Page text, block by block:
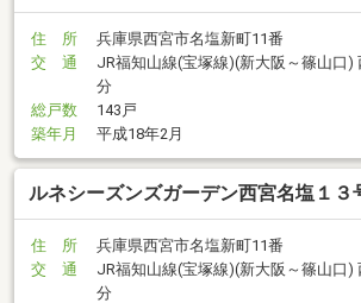
住 所
兵庫県西宮市名塩新町11番
交 通
JR福知山線(宝塚線)(新大阪～篠山口)
分
総戸数
143戸
築年月
平成18年2月
ルネシーズンズガーデン西宮名塩１３
住 所
兵庫県西宮市名塩新町11番
交 通
JR福知山線(宝塚線)(新大阪～篠山口)
分